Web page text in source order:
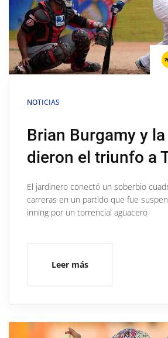
NOTICIAS
Brian Burgamy y
dieron el triunfo a
El jardinero conectó un soberbio
carreras en un partido que fue
inning por un torrencial aguacero
Leer más